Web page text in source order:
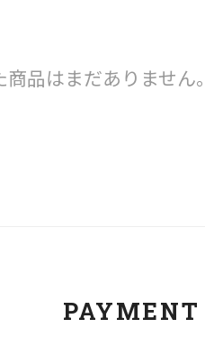
品はまだありません。
PAYMENT